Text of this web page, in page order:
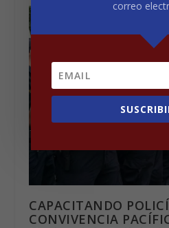
CAPACITANDO
CONVIVENCIA
correo